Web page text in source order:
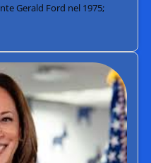
Gerald Ford nel 1975;